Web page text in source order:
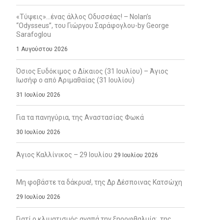
«Τύψεις»…ένας άλλος Οδυσσέας! – Nolan’s
“Odysseus”, του Γιώργου Σαράφογλου-by George
Sarafoglou
1 Αυγούστου 2026
Όσιος Ευδόκιμος ο Δίκαιος (31 Ιουλίου) – Άγιος
Ιωσήφ ο από Αριμαθαίας (31 Ιουλίου)
31 Ιουλίου 2026
Για τα πανηγύρια, της Αναστασίας Φωκά
30 Ιουλίου 2026
Άγιος Καλλίνικος – 29 Ιουλίου 29 Ιουλίου 2026
Μη φοβάστε τα δάκρυα!, της Δρ Δέσποινας Κατσώχη
29 Ιουλίου 2026